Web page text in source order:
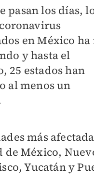
pasan los días,
en México ha
y hasta el
25 estados han
al menos un
más
de México,
Yucatán y